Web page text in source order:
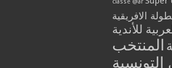
الافريقية
للأندية
المنتخب
التونسية